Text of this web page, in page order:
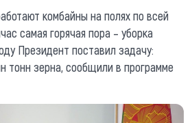
комбайны на полях по всей
самая горячая пора – уборка
Президент поставил задачу:
тонн зерна, сообщили в программе